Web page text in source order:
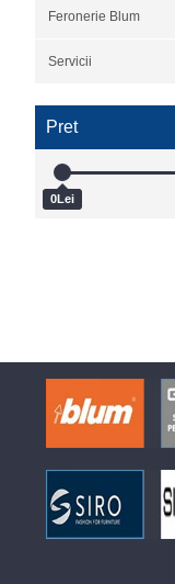
Feronerie Blum
Servicii
Pret
0Lei